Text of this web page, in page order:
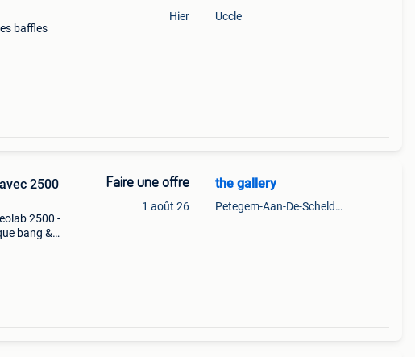
baffles
Hier Uccle
2500
2500 -
bang &
Faire une offre
1 août 26
the gallery
Petegem-Aan-De-Schelde + Deel Van Oudenaarde